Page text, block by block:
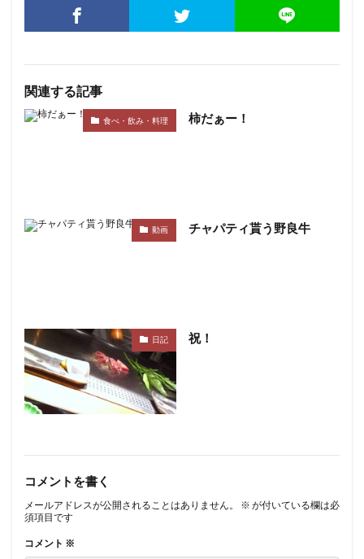
関連する記事
食べ・飲み・料理 柿だぁー！
動画 チャパティ貰う野良牛
日記 祝！
コメントを書く
メールアドレスが公開されることはありません。 ※ が付いている欄は必
須項目です
コメント ※